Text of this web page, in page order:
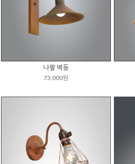
나팔 벽등
73,000원